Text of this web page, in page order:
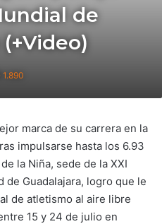
de
1.890
marca de su carrera en la
impulsarse hasta los 6.93
la Niña, sede de la XXI
de Guadalajara, logro que le
de atletismo al aire libre
15 y 24 de julio en